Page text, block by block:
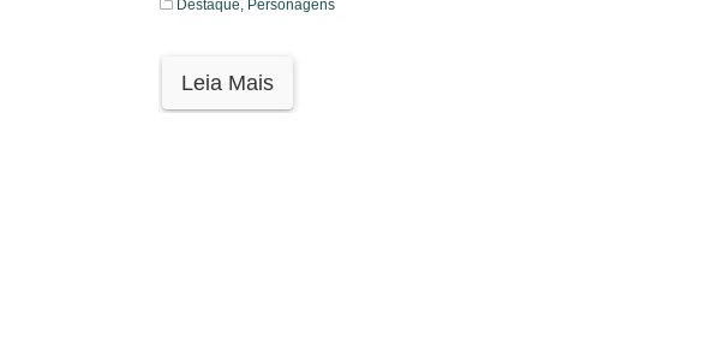
Destaque, Personagens
Leia Mais